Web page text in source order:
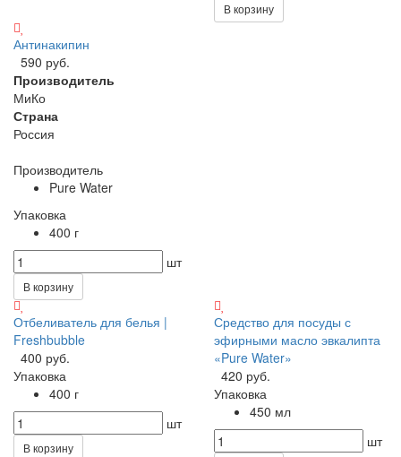
В корзину
Антинакипин
590 руб.
Производитель
МиКо
Страна
Россия
Производитель
Pure Water
Упаковка
400 г
шт
В корзину
Отбеливатель для белья |
Freshbubble
400 руб.
Упаковка
400 г
шт
В корзину
Средство для посуды с
эфирными масло эвкалипта
«Pure Water»
420 руб.
Упаковка
450 мл
шт